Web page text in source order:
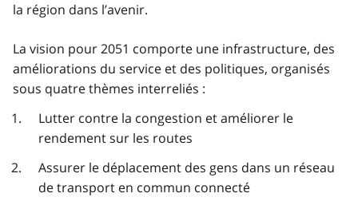
la région dans l’avenir.
La vision pour 2051 comporte une infrastructure, des
améliorations du service et des politiques, organisés
sous quatre thèmes interreliés :
Lutter contre la congestion et améliorer le
rendement sur les routes
Assurer le déplacement des gens dans un réseau
de transport en commun connecté